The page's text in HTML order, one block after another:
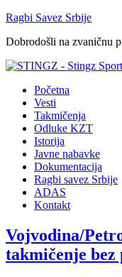
Ragbi Savez Srbije
Dobrodošli na zvaničnu
Početna
Vesti
Takmičenja
Odluke KZT
Istorija
Javne nabavke
Dokumentacija
Ragbi savez Srbije
ADAS
Kontakt
Vojvodina/
takmičenje bez